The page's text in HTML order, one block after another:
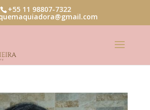
+55 11 98807-7322